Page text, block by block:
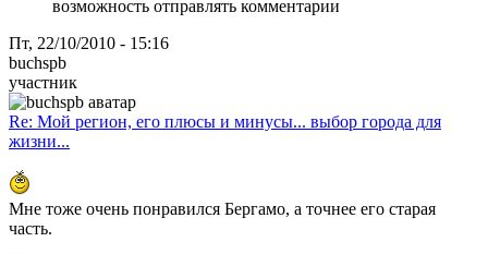
возможность отправлять комментарии
Пт, 22/10/2010 - 15:16
buchspb
участник
Re: Мой регион, его плюсы и минусы... выбор города для
жизни...
Мне тоже очень понравился Бергамо, а точнее его старая
часть.